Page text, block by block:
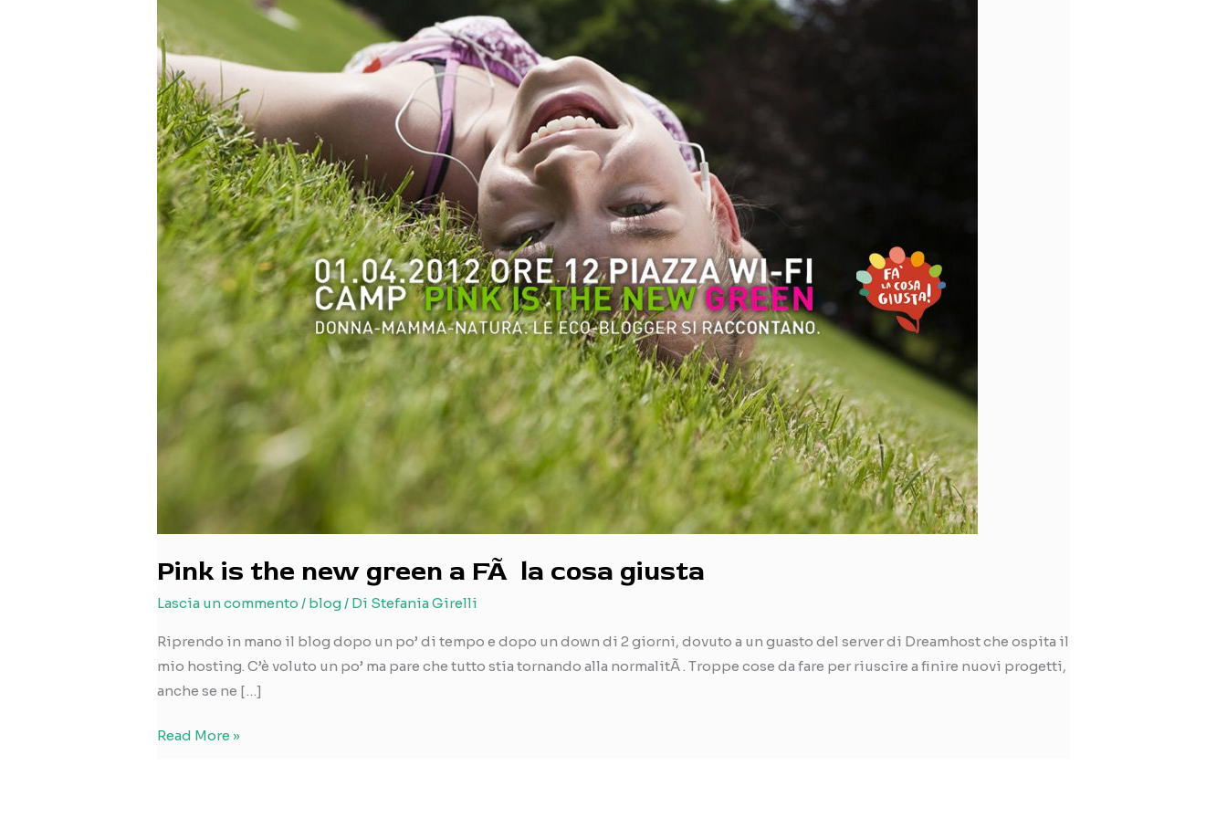
Pink is the new green a FÃ la cosa giusta
Lascia un commento / blog / Di Stefania Girelli
Riprendo in mano il blog dopo un po’ di tempo e dopo un down di 2 giorni, dovuto a un guasto del server di Dreamhost che ospita il
mio hosting. C’è voluto un po’ ma pare che tutto stia tornando alla normalitÃ . Troppe cose da fare per riuscire a finire nuovi progetti,
anche se ne […]
Pink
Read More »